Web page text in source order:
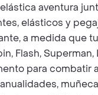
elástica aventura
elásticos y
a medida que
Flash,
para combatir